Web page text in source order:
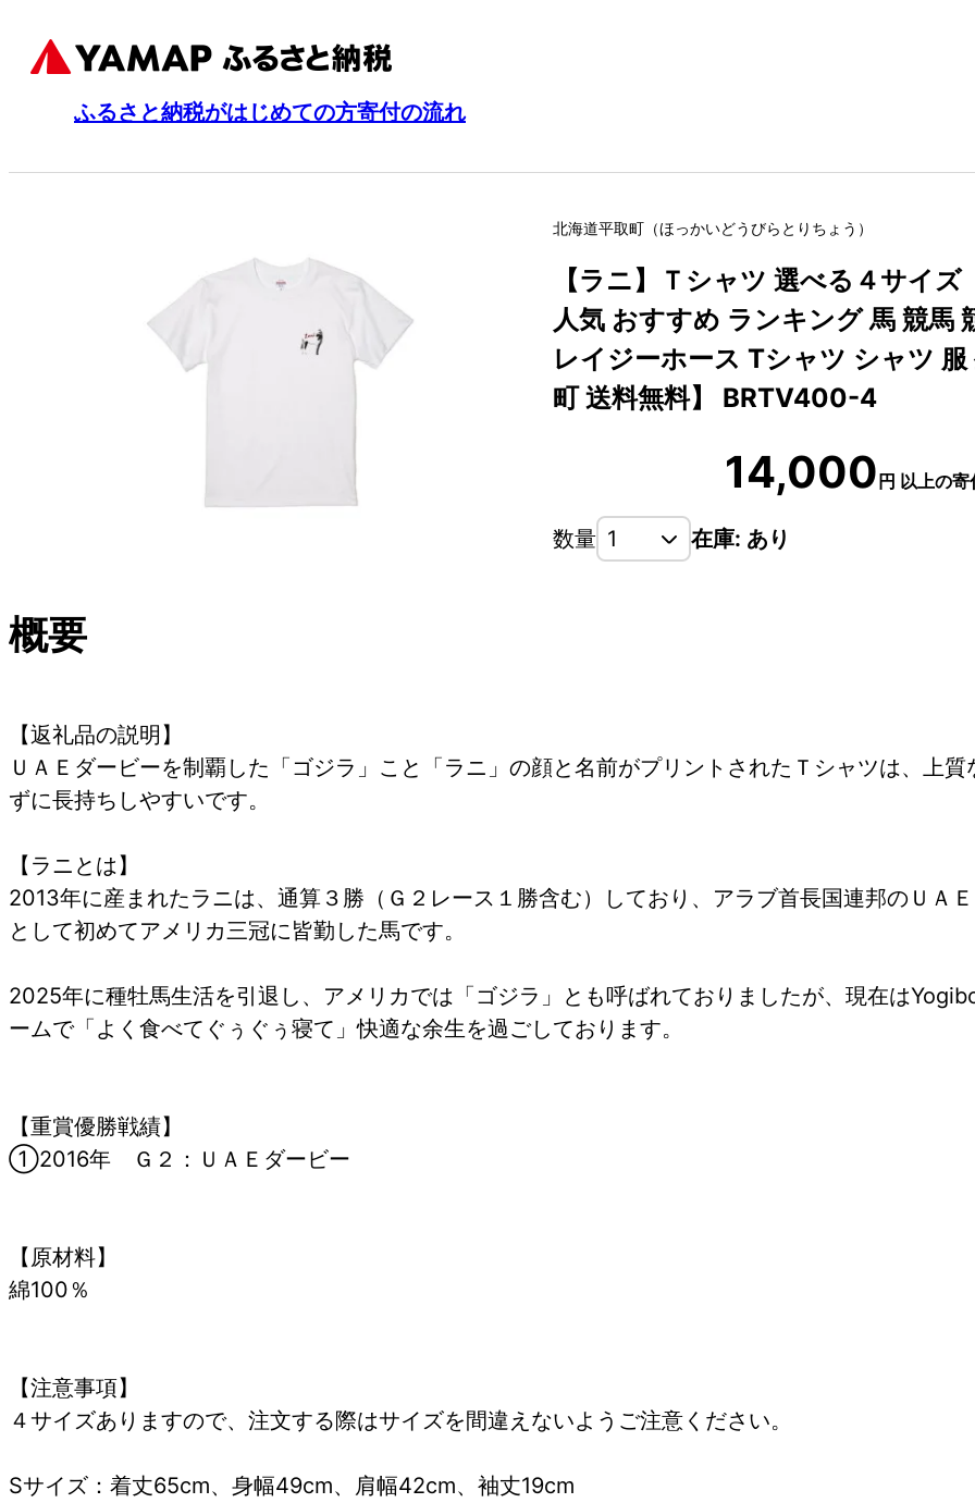
ふるさと納税がはじめての方寄付の流れ
北海道平取町 （ほっかいどうびらとりちょう ）
【ラニ】Ｔシャツ 選べる４サイ
人気 おすすめ ランキング 馬 競馬
レイジーホース Tシャツ シャツ 服
町 送料無料】 BRTV400-4
14,000円 以上の寄
数量 在庫: あり
概要
【返礼品の説明】
ＵＡＥダービーを制覇した「ゴジラ」こと「ラニ」の顔と名前がプリントされたＴシャツは、上
ずに長持ちしやすいです。
【ラニとは】
2013年に産まれたラニは、通算３勝（Ｇ２レース１勝含む）しており、アラブ首長国連邦のＵＡ
として初めてアメリカ三冠に皆勤した馬です。
2025年に種牡馬生活を引退し、アメリカでは「ゴジラ」とも呼ばれておりましたが、現在は
ームで「よく食べてぐぅぐぅ寝て」快適な余生を過ごしております。
【重賞優勝戦績】
①2016年 Ｇ２：ＵＡＥダービー
【原材料】
綿100％
【注意事項】
４サイズありますので、注文する際はサイズを間違えないようご注意ください。
Sサイズ：着丈65cm、身幅49cm、肩幅42cm、袖丈19cm